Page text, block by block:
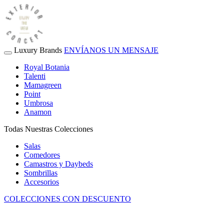
Luxury Brands ENVÍANOS UN MENSAJE
Royal Botania
Talenti
Mamagreen
Point
Umbrosa
Anamon
Todas Nuestras Colecciones
Salas
Comedores
Camastros y Daybeds
Sombrillas
Accesorios
COLECCIONES CON DESCUENTO